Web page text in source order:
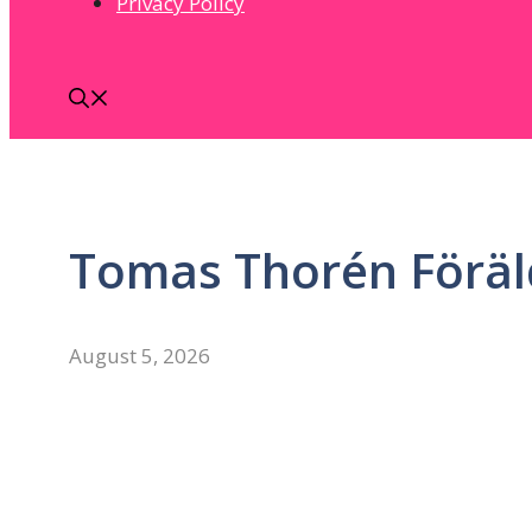
Tomas Thorén
August 5, 2026